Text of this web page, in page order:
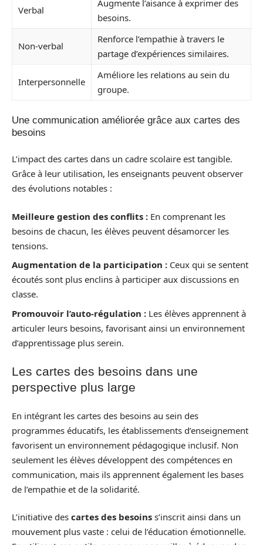
Verbal
Augmente l’aisance à exprimer des
besoins.
Non-verbal
Renforce l’empathie à travers le
partage d’expériences similaires.
Interpersonnelle
Améliore les relations au sein du
groupe.
Une communication améliorée grâce aux cartes des
besoins
L’impact des cartes dans un cadre scolaire est tangible.
Grâce à leur utilisation, les enseignants peuvent observer
des évolutions notables :
Meilleure gestion des conflits : En comprenant les
besoins de chacun, les élèves peuvent désamorcer les
tensions.
Augmentation de la participation : Ceux qui se sentent
écoutés sont plus enclins à participer aux discussions en
classe.
Promouvoir l’auto-régulation : Les élèves apprennent à
articuler leurs besoins, favorisant ainsi un environnement
d’apprentissage plus serein.
Les cartes des besoins dans une
perspective plus large
En intégrant les cartes des besoins au sein des
programmes éducatifs, les établissements d’enseignement
favorisent un environnement pédagogique inclusif. Non
seulement les élèves développent des compétences en
communication, mais ils apprennent également les bases
de l’empathie et de la solidarité.
L’initiative des cartes des besoins s’inscrit ainsi dans un
mouvement plus vaste : celui de l’éducation émotionnelle.